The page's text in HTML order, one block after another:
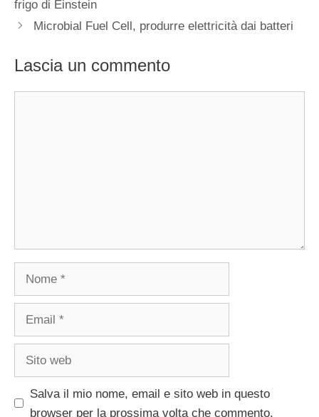
frigo di Einstein
Microbial Fuel Cell, produrre elettricità dai batteri
Lascia un commento
Salva il mio nome, email e sito web in questo
browser per la prossima volta che commento.